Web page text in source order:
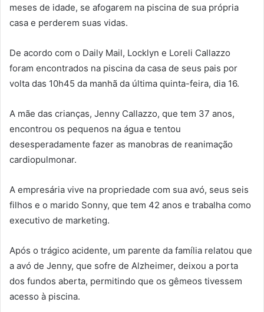
meses de idade, se afogarem na piscina de sua própria
casa e perderem suas vidas.
De acordo com o Daily Mail, Locklyn e Loreli Callazzo
foram encontrados na piscina da casa de seus pais por
volta das 10h45 da manhã da última quinta-feira, dia 16.
A mãe das crianças, Jenny Callazzo, que tem 37 anos,
encontrou os pequenos na água e tentou
desesperadamente fazer as manobras de reanimação
cardiopulmonar.
A empresária vive na propriedade com sua avó, seus seis
filhos e o marido Sonny, que tem 42 anos e trabalha como
executivo de marketing.
Após o trágico acidente, um parente da família relatou que
a avó de Jenny, que sofre de Alzheimer, deixou a porta
dos fundos aberta, permitindo que os gêmeos tivessem
acesso à piscina.